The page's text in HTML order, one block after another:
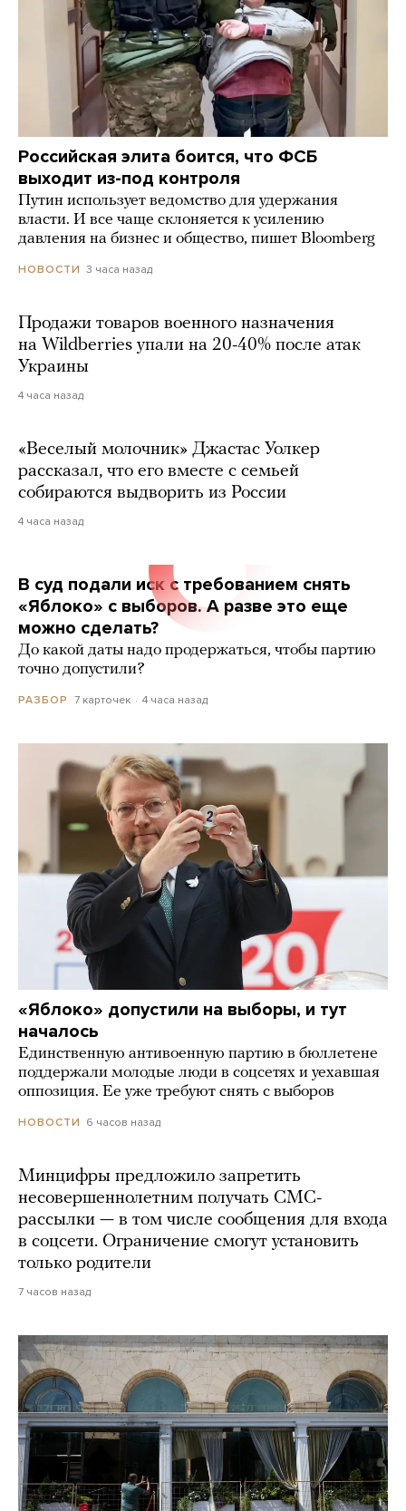
Российская элита боится, что ФСБ
выходит из-под контроля
Путин использует ведомство для удержания
власти. И все чаще склоняется к усилению
давления на бизнес и общество, пишет Bloomberg
НОВОСТИ 3 часа назад
Продажи товаров военного назначения
на Wildberries упали на 20-40% после атак
Украины
4 часа назад
«Веселый молочник» Джастас Уолкер
рассказал, что его вместе с семьей
собираются выдворить из России
4 часа назад
В суд подали иск с требованием снять
«Яблоко» с выборов. А разве это еще
можно сделать?
До какой даты надо продержаться, чтобы партию
точно допустили?
РАЗБОР 7 карточек 4 часа назад
«Яблоко» допустили на выборы, и тут
началось
Единственную антивоенную партию в бюллетене
поддержали молодые люди в соцсетях и уехавшая
оппозиция. Ее уже требуют снять с выборов
НОВОСТИ 6 часов назад
Минцифры предложило запретить
несовершеннолетним получать СМС-
рассылки — в том числе сообщения для входа
в соцсети. Ограничение смогут установить
только родители
7 часов назад